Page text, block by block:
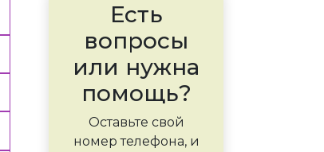
Есть
вопросы
или нужна
помощь?
Оставьте свой
номер телефона, и